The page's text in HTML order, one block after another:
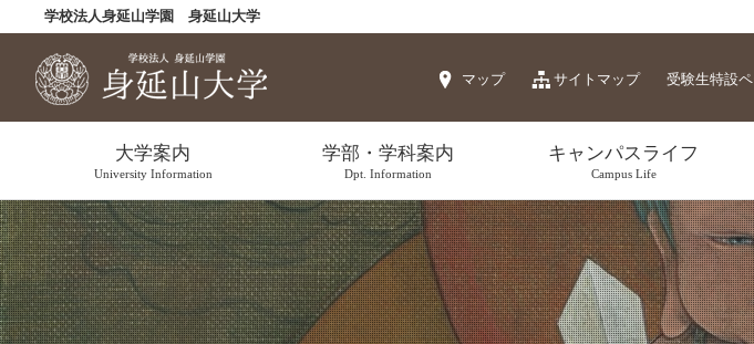
学校法人身延山学園 身延山大学
マップ サイトマップ 受験生特設
大学案内
University Information
学部・学科案内
Dpt. Information
キャンパスライフ
Campus Life